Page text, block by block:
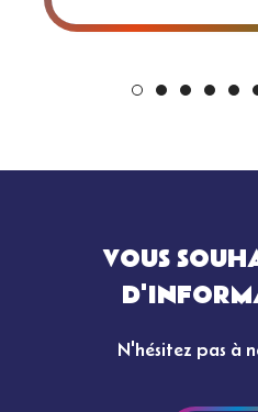
VOUS
N'hésitez pas à